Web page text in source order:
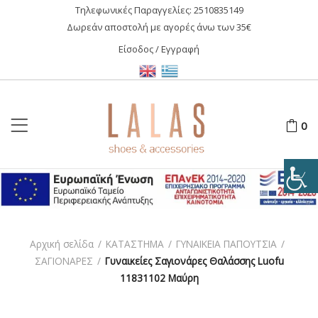
Τηλεφωνικές Παραγγελίες: 2510835149
Δωρεάν αποστολή με αγορές άνω των 35€
Είσοδος / Εγγραφή
0
Αρχική σελίδα / ΚΑΤΑΣΤΗΜΑ / ΓΥΝΑΙΚΕΙΑ ΠΑΠΟΥΤΣΙΑ /
ΣΑΓΙΟΝΑΡΕΣ / Γυναικείες Σαγιονάρες Θαλάσσης Luofu
11831102 Μαύρη